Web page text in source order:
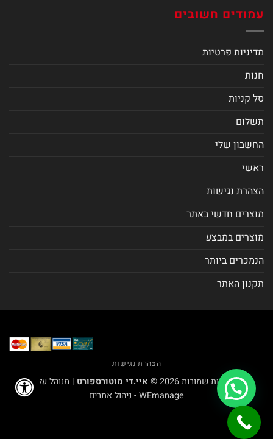
עמודים חשובים
מדיניות פרטיות
חנות
סל קניות
תשלום
החשבון שלי
ראשי
הצהרת נגישות
מוצרים חדשי באתר
מוצרים במבצע
הנמכרים ביותר
תקנון האתר
הצהרת נגישות
כל הזכויות שמורות 2026 © איי.די מוטורספורט | מנוהל על ידי
WEmanage - ניהול אתרים